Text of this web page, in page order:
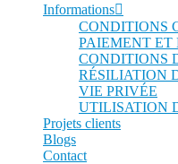
Informations
CONDITIONS
PAIEMENT
CONDITIONS
RÉSILIATION
VIE PRIVÉE
UTILISATION
Projets clients
Blogs
Contact